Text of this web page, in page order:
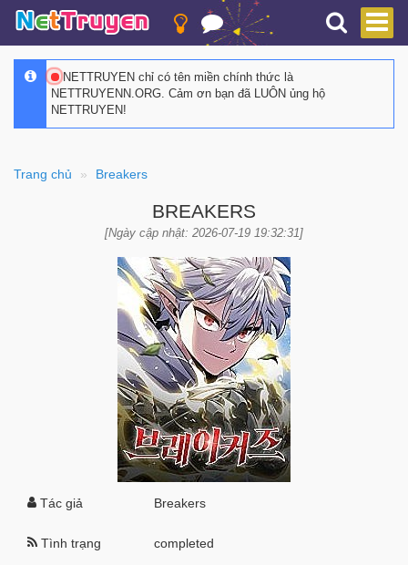
NETTRUYEN chỉ có tên miền chính thức là
NETTRUYENN.ORG. Cảm ơn bạn đã LUÔN ủng hộ
NETTRUYEN!
Trang chủ Breakers
BREAKERS
[Ngày cập nhật: 2026-07-19 19:32:31]
Tác giả Breakers
Tình trạng completed